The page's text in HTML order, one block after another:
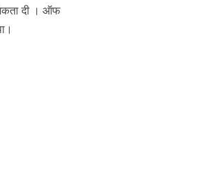
दी । ऑफ